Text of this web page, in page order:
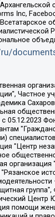
Inc,
"Idel.Реалии", Кавказ.Реалии, Крым.Реалии, Телеканал Настоящее Время, Татаро-башкирская служба Радио Свобода (Azatliq Radiosi), Радио Свободная Европа/Радио Свобода (PCE/PC), "Сибирь.Реалии", "Фактограф", Благотворительный фонд помощи осужденным и их семьям, Автономная некоммерческая организация "Институт глобализации и социальных движений", Фонд "В защиту прав заключенных", Частное учреждение "Центр поддержки и содействия развитию средств массовой информации", Пензенский региональный общественный благотворительный фонд "Гражданский союз", "Север.Реалии", Некоммерческая организация Фонд "Правовая инициатива", Общество с ограниченной ответственностью "Радио Свободная Европа/Радио Свобода", Чешское информационное агентство "MEDIUM-ORIENT", Красноярская региональная общественная